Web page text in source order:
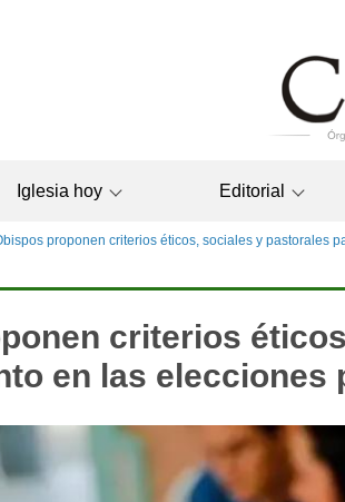
Iglesia hoy Editorial
proponen criterios éticos, sociales y pastorales
criterios
en las elecciones